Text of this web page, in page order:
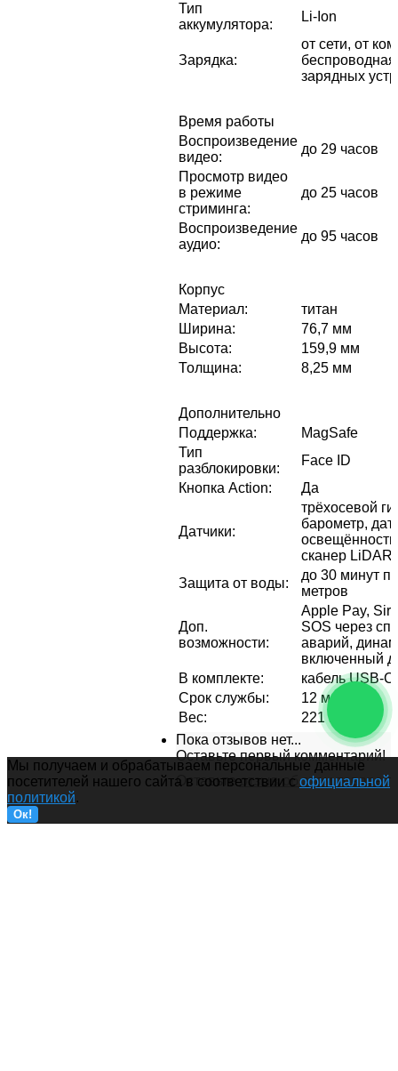
Тип
аккумулятора:
Li-Ion
Зарядка:
от сети, от
зарядных
Время работы
Воспроизведение
видео:
до 29 часов
Просмотр видео
в режиме
стриминга:
до 25 часов
Воспроизведение
аудио:
до 95 часов
Корпус
Материал:
титан
Ширина:
76,7 мм
Высота:
159,9 мм
Толщина: 8,25 мм
Дополнительно
Поддержка:
MagSafe
Тип
разблокировки:
Face ID
Кнопка Action: Да
Датчики:
трёхосевой
барометр,
сканер LiDAR
Защита от воды:
до 30 минут
метров
Доп.
возможности:
Apple Pay,
SOS через
аварий,
включенный
В комплекте:
кабель USB-С
Срок службы:
12 мес
Вес:
221 г
Пока отзывов нет...
Оставьте первый комментарий!
Оставьтеотзыв об этом товаре
Мы получаем и обрабатываем персональные данные
посетителей нашего сайта в соответствии с официальной
политикой.
Ок!